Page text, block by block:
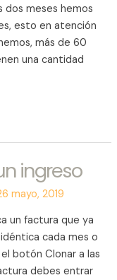
dos meses hemos
esto en atención
más de 60
una cantidad
ingreso
mayo, 2019
un factura que ya
cada mes o
botón Clonar a las
debes entrar